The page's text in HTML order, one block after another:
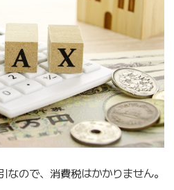
なので、消費税はかかりません。